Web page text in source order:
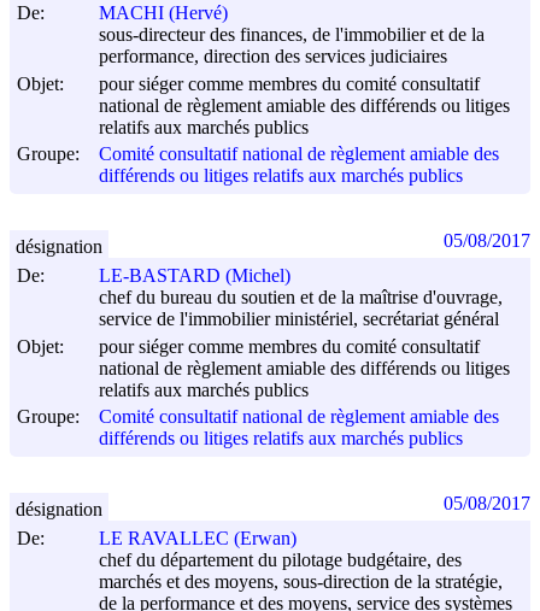
De:
MACHI (Hervé)
sous-directeur des finances, de l'immobilier et de la
performance, direction des services judiciaires
Objet:
pour siéger comme membres du comité consultatif
national de règlement amiable des différends ou litiges
relatifs aux marchés publics
Groupe:
Comité consultatif national de règlement amiable des
différends ou litiges relatifs aux marchés publics
De:
LE-BASTARD (Michel)
chef du bureau du soutien et de la maîtrise d'ouvrage,
service de l'immobilier ministériel, secrétariat général
Objet:
pour siéger comme membres du comité consultatif
national de règlement amiable des différends ou litiges
relatifs aux marchés publics
Groupe:
Comité consultatif national de règlement amiable des
différends ou litiges relatifs aux marchés publics
désignation 05/08/2017
De:
LE RAVALLEC (Erwan)
chef du département du pilotage budgétaire, des
marchés et des moyens, sous-direction de la stratégie,
de la performance et des moyens, service des systèmes
désignation 05/08/2017